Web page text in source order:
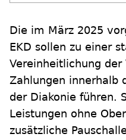
Die im März 2025
EKD sollen zu einer
Vereinheitlichung der
Zahlungen innerhalb
der Diakonie führen.
Leistungen ohne
zusätzliche